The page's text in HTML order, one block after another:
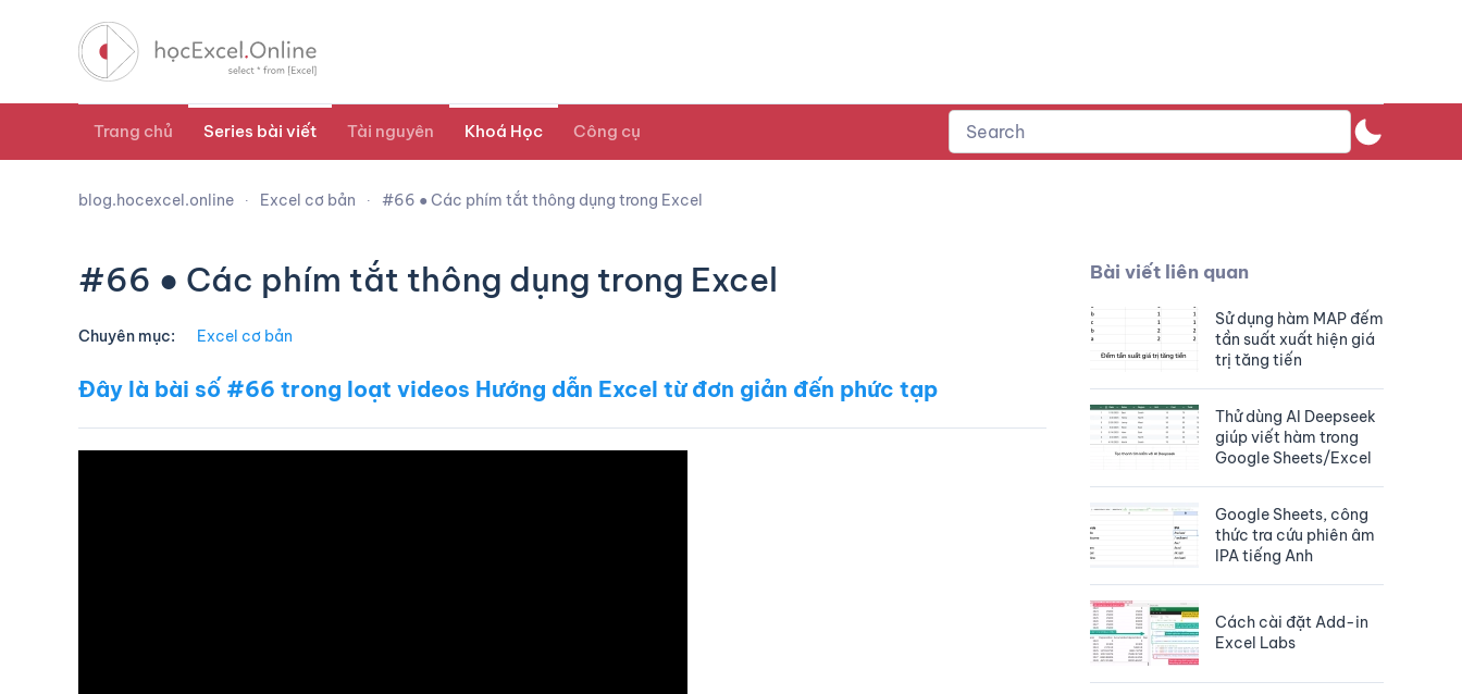
Trang chủ Series bài viết Tài nguyên Khoá Học Công cụ
blog.hocexcel.online Excel cơ bản #66 ● Các phím tắt thông dụng trong Excel
#66 ● Các phím tắt thông dụng trong Excel
Chuyên mục: Excel cơ bản
Đây là bài số #66 trong loạt videos Hướng dẫn Excel từ đơn giản đến phức tạp
Bài viết liên quan
Sử dụng hàm MAP đếm
tần suất xuất hiện giá
trị tăng tiến
Thử dùng AI Deepseek
giúp viết hàm trong
Google Sheets/Excel
Google Sheets, công
thức tra cứu phiên âm
IPA tiếng Anh
Cách cài đặt Add-in
Excel Labs